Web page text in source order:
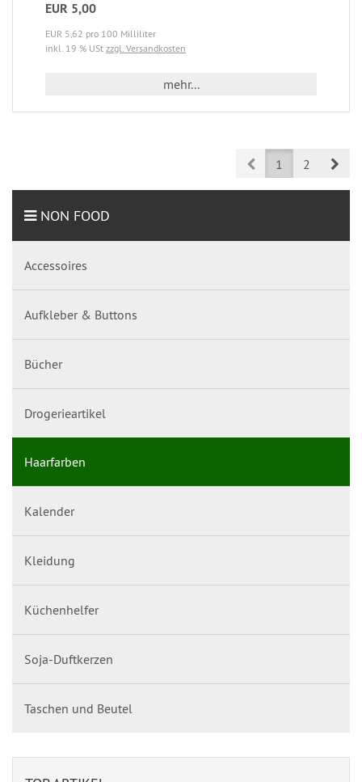
EUR 5,00
EUR 5,62 pro 100 Milliliter
inkl. 19 % USt zzgl. Versandkosten
mehr...
Prev1 2
NON FOOD
Accessoires
Aufkleber & Buttons
Bücher
Drogerieartikel
Haarfarben
Kalender
Kleidung
Küchenhelfer
Soja-Duftkerzen
Taschen und Beutel